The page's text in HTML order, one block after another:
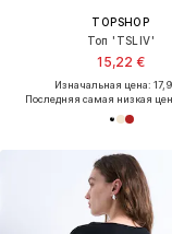
TOPSHOP
Топ 'TSLIV'
15,22 €
Изначальная цена:
Последняя самая низкая